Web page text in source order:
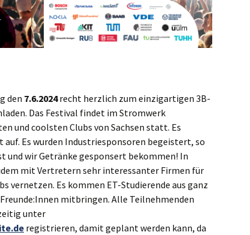
den 7.6.2024recht herzlich zum einzigartigen 3B-
Das Festival findet im Stromwerk
und coolsten Clubs von Sachsen statt. Es
auf. Es wurden Industriesponsoren begeistert, so
und wir Getränke gesponsert bekommen! In
mit Vertretern sehr interessanter Firmen für
vernetzen. Es kommen ET-Studierende aus ganz
mitbringen. Alle Teilnehmenden
unter
registrieren, damit geplant werden kann, da